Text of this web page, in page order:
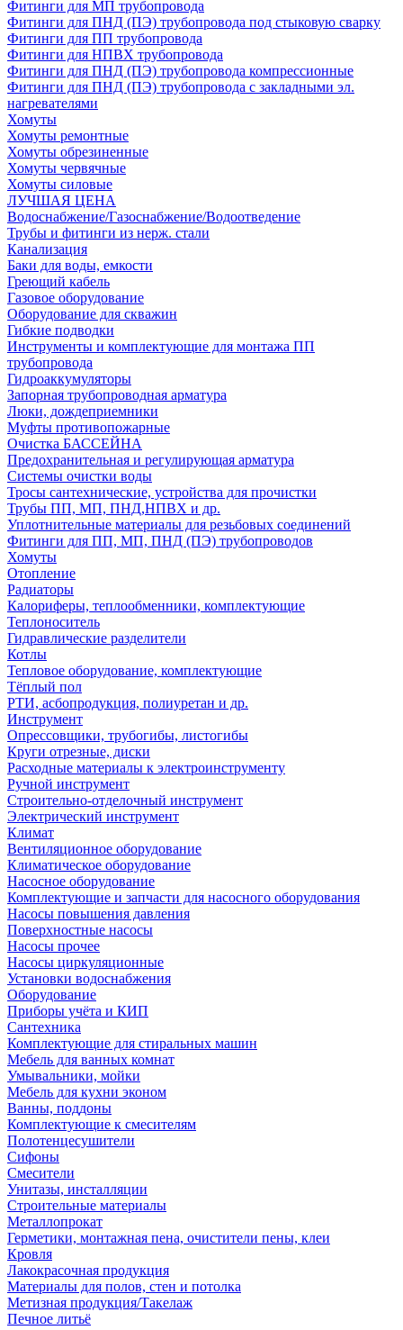
Фитинги для МП трубопровода
Фитинги для ПНД (ПЭ) трубопровода под стыковую сварку
Фитинги для ПП трубопровода
Фитинги для НПВХ трубопровода
Фитинги для ПНД (ПЭ) трубопровода компрессионные
Фитинги для ПНД (ПЭ) трубопровода с закладными эл.
нагревателями
Хомуты
Хомуты ремонтные
Хомуты обрезиненные
Хомуты червячные
Хомуты силовые
ЛУЧШАЯ ЦЕНА
Водоснабжение/Газоснабжение/Водоотведение
Трубы и фитинги из нерж. стали
Канализация
Баки для воды, емкости
Греющий кабель
Газовое оборудование
Оборудование для скважин
Гибкие подводки
Инструменты и комплектующие для монтажа ПП
трубопровода
Гидроаккумуляторы
Запорная трубопроводная арматура
Люки, дождеприемники
Муфты противопожарные
Очистка БАССЕЙНА
Предохранительная и регулирующая арматура
Системы очистки воды
Тросы сантехнические, устройства для прочистки
Трубы ПП, МП, ПНД,НПВХ и др.
Уплотнительные материалы для резьбовых соединений
Фитинги для ПП, МП, ПНД (ПЭ) трубопроводов
Хомуты
Отопление
Радиаторы
Калориферы, теплообменники, комплектующие
Теплоноситель
Гидравлические разделители
Котлы
Тепловое оборудование, комплектующие
Тёплый пол
РТИ, асбопродукция, полиуретан и др.
Инструмент
Опрессовщики, трубогибы, листогибы
Круги отрезные, диски
Расходные материалы к электроинструменту
Ручной инструмент
Строительно-отделочный инструмент
Электрический инструмент
Климат
Вентиляционное оборудование
Климатическое оборудование
Насосное оборудование
Комплектующие и запчасти для насосного оборудования
Насосы повышения давления
Поверхностные насосы
Насосы прочее
Насосы циркуляционные
Установки водоснабжения
Оборудование
Приборы учёта и КИП
Сантехника
Комплектующие для стиральных машин
Мебель для ванных комнат
Умывальники, мойки
Мебель для кухни эконом
Ванны, поддоны
Комплектующие к смесителям
Полотенцесушители
Сифоны
Смесители
Унитазы, инсталляции
Строительные материалы
Металлопрокат
Герметики, монтажная пена, очистители пены, клеи
Кровля
Лакокрасочная продукция
Материалы для полов, стен и потолка
Метизная продукция/Такелаж
Печное литьё